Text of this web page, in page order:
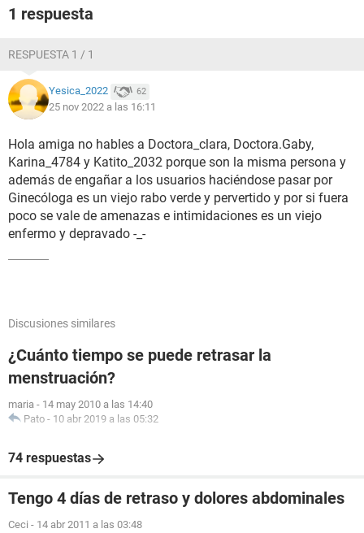
1 respuesta
RESPUESTA 1 / 1
Yesica_2022 62
25 nov 2022 a las 16:11
Hola amiga no hables a Doctora_clara, Doctora.Gaby,
Karina_4784 y Katito_2032 porque son la misma persona y
además de engañar a los usuarios haciéndose pasar por
Ginecóloga es un viejo rabo verde y pervertido y por si fuera
poco se vale de amenazas e intimidaciones es un viejo
enfermo y depravado -_-
Discusiones similares
¿Cuánto tiempo se puede retrasar la
menstruación?
maria - 14 may 2010 a las 14:40
Pato - 10 abr 2019 a las 05:32
74 respuestas
Tengo 4 días de retraso y dolores abdominales
Ceci - 14 abr 2011 a las 03:48